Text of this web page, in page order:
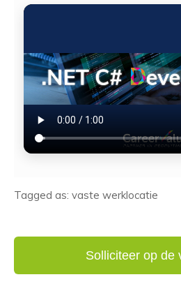
Tagged as: vaste werklocatie